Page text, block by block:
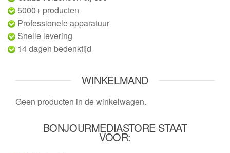
5000+ producten
Professionele apparatuur
Snelle levering
14 dagen bedenktijd
WINKELMAND
Geen producten in de winkelwagen.
BONJOURMEDIASTORE STAAT
VOOR: